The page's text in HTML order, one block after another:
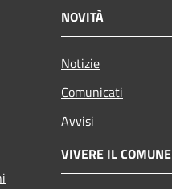
NOVITÀ
Notizie
Comunicati
Avvisi
VIVERE IL COMUNE